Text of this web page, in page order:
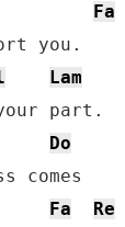
Fa
Lam
part.
Do
Fa Re